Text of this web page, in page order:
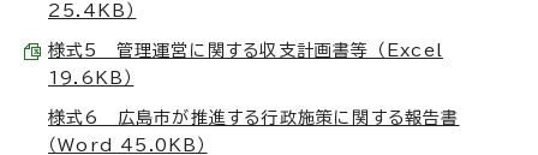
25.4KB）
様式5 管理運営に関する収支計画書等 （Excel
19.6KB）
様式6 広島市が推進する行政施策に関する報告書
（Word 45.0KB）